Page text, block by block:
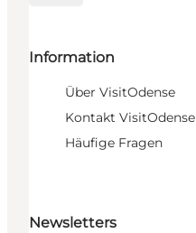
Information
Über VisitOdense
Kontakt VisitOdense
Häufige Fragen
Newsletters